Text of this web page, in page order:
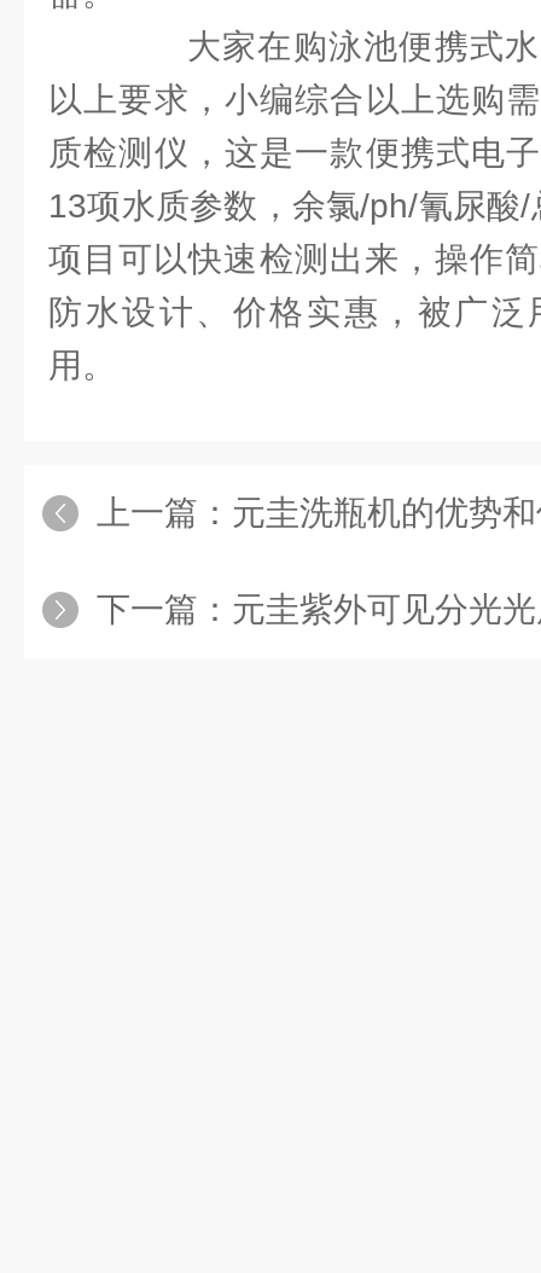
大家在购泳池便携式水
以上要求，小编综合以上选购
质检测仪，这是一款便携式电
13项水质参数，余氯/ph/氰尿酸
项目可以快速检测出来，操作
防水设计、价格实惠，被广
用。
上一篇： 元圭洗瓶机的优势
下一篇： 元圭紫外可见分光光度